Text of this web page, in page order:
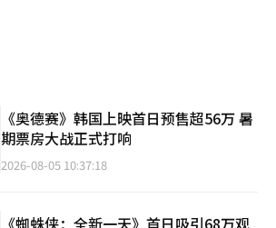
《奥德赛》韩国上映首日预售超56万 暑
期票房大战正式打响
2026-08-05 10:37:18
《蜘蛛侠：全新一天》首日吸引68万观